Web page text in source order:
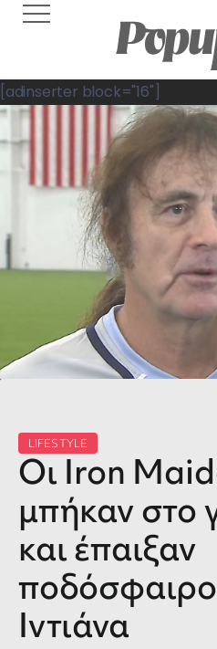
[adinserter block="16"]
LIFESTYLE
Οι Iron
μπήκαν στο
και έπαιξαν
Ιντιάνα